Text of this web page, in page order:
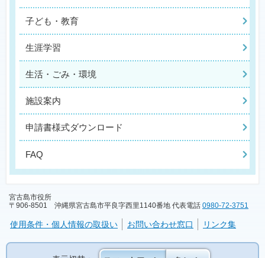
子ども・教育
生涯学習
生活・ごみ・環境
施設案内
申請書様式ダウンロード
FAQ
宮古島市役所
〒906-8501 沖縄県宮古島市平良字西里1140番地 代表電話 0980-72-3751
使用条件・個人情報の取扱い お問い合わせ窓口 リンク集